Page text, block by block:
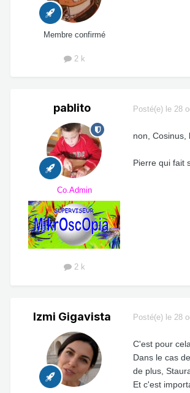
Membre confirmé
2 k
pablito
Co.Admin
2 k
Posté(e) le 28
non, Cosinus,
Pierre qui fait
Izmi Gigavista Posté(e) le 28
C'est pour
Dans le cas
de plus,
Et c'est